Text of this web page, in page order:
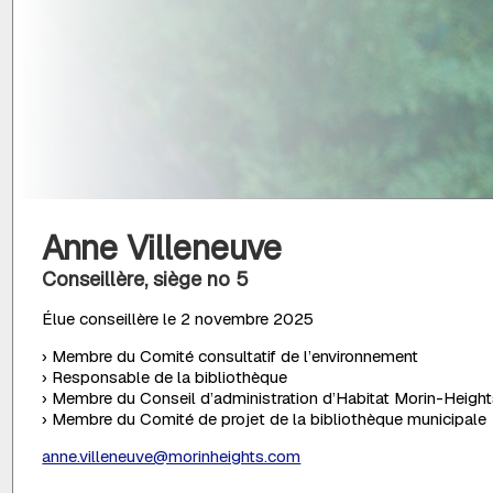
Anne Villeneuve
Conseillère, siège no 5
Élue conseillère le 2 novembre 2025
› Membre du Comité consultatif de l’environnement
› Responsable de la bibliothèque
› Membre du Conseil d’administration d’Habitat Morin-
› Membre du Comité de projet de la bibliothèque municipale
anne.villeneuve@morinheights.com